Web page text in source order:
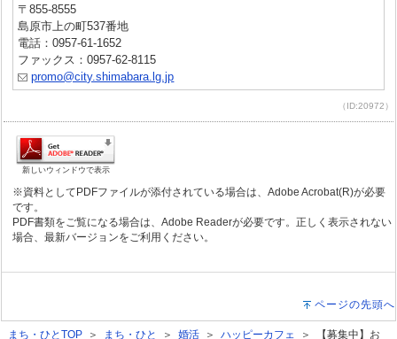
〒855-8555
島原市上の町537番地
電話：0957-61-1652
ファックス：0957-62-8115
promo@city.shimabara.lg.jp
（ID:20972）
新しいウィンドウで表示
※資料としてPDFファイルが添付されている場合は、Adobe Acrobat(R)が必要
です。
PDF書類をご覧になる場合は、Adobe Readerが必要です。正しく表示されない
場合、最新バージョンをご利用ください。
ページの先頭へ
まち・ひとTOP ＞ まち・ひと ＞婚活 ＞ハッピーカフェ ＞ 【募集中】お